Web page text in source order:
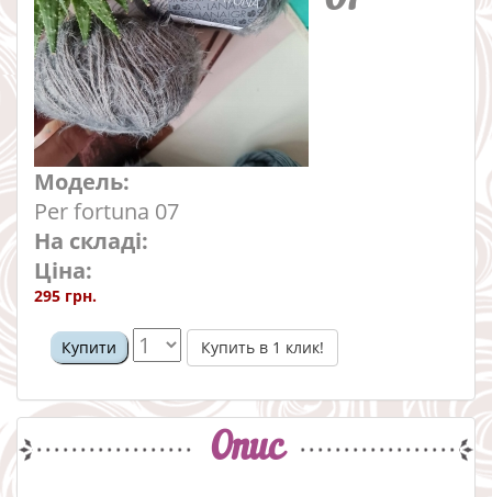
Модель:
Per fortuna 07
На складі:
Ціна:
295 грн.
Купити Купить в 1 клик!
Опис